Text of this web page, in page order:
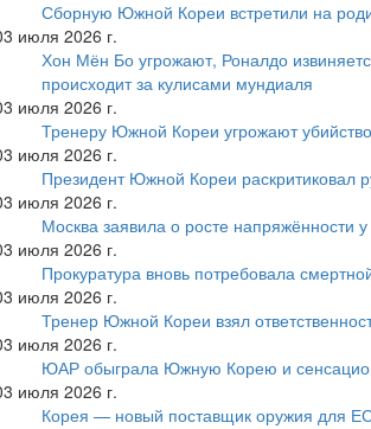
Сборную Южной Кореи встретили на
июля 2026 г.
Хон Мён Бо угрожают, Роналдо
происходит за кулисами мундиаля
июля 2026 г.
Тренеру Южной Кореи угрожают
июля 2026 г.
Президент Южной Кореи раскритиковал
июля 2026 г.
Москва заявила о росте
июля 2026 г.
Прокуратура вновь потребовала
июля 2026 г.
Тренер Южной Кореи взял
июля 2026 г.
ЮАР обыграла Южную Корею и
июля 2026 г.
Корея — новый поставщик оружия для